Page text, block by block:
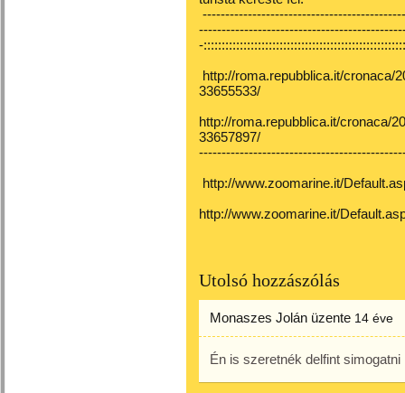
-
http://roma.repubblica.it/cronaca/
33655533/
http://roma.repubblica.it/cronaca/
33657897/
http://www.zoomarine.it/
http://www.zoomarine.it/
Utolsó hozzászólás
Monaszes Jolán üzente 14 éve
Én is szeretnék delfint simogatni